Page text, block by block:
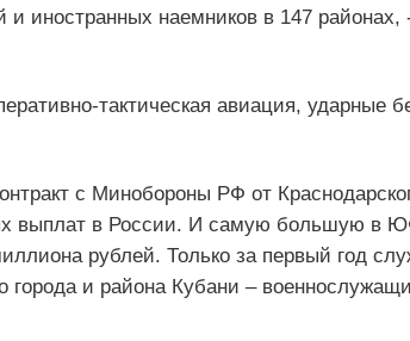
иностранных наемников в 147 районах,
тактическая авиация, ударные
с Минобороны РФ от
выплат в России. И самую большую в
рублей. Только за первый год
города и района Кубани –